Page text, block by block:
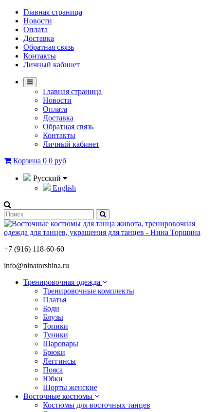
Главная страница
Новости
Оплата
Доставка
Обратная связь
Контакты
Личный кабинет
Главная страница
Новости
Оплата
Доставка
Обратная связь
Контакты
Личный кабинет
Корзина 0 0 руб
Русский
English
+7 (916) 118-60-60
info@ninatorshina.ru
Тренировочная одежда
Тренировочные комплекты
Платья
Боди
Блузы
Топики
Туники
Шаровары
Брюки
Леггинсы
Пояса
Юбки
Шорты женские
Восточные костюмы
Костюмы для восточных танцев